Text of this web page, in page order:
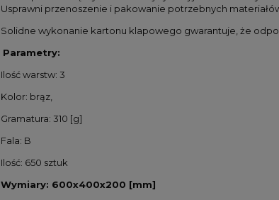
Usprawni przenoszenie i pakowanie potrzebnych
Solidne wykonanie kartonu klapowego gwarantuje, że
Parametry:
Ilość warstw: 3
Kolor: brąz,
Gramatura: 310 [g]
Fala: B
Ilość: 650 sztuk
Wymiary: 600x400x200 [mm]